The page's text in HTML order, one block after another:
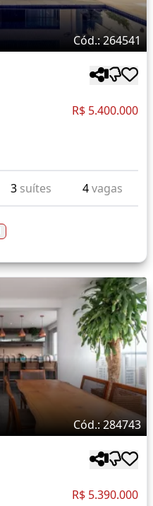
Cód.: 264541
R$ 5.400.000
3 suítes 4vagas
Cód.: 284743
R$ 5.390.000